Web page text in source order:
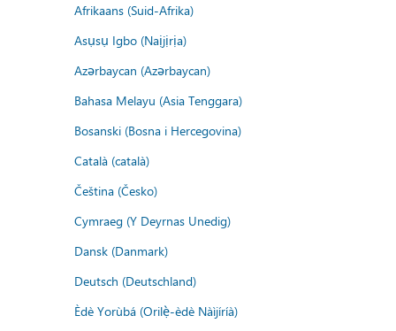
Afrikaans (Suid-Afrika)
Asụsụ Igbo (Naịjịrịa)
Azərbaycan (Azərbaycan)
Bahasa Melayu (Asia Tenggara)
Bosanski (Bosna i Hercegovina)
Català (català)
Čeština (Česko)
Cymraeg (Y Deyrnas Unedig)
Dansk (Danmark)
Deutsch (Deutschland)
Èdè Yorùbá (Orilẹ̀-èdè Nàìjíríà)